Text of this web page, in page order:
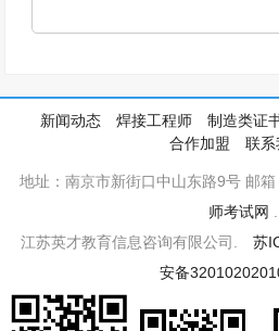
新闻动态 焊接工程师 制造类证
合作加盟
联系
地址：南京市新街口中山东路9号 邮
师考试网
江苏英才教育信息咨询有限公司. 苏
安备